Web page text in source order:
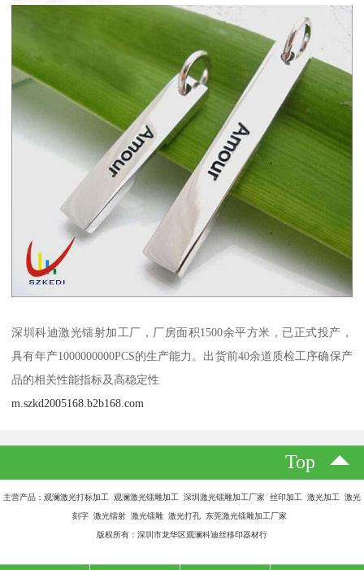
深圳科迪激光镭射加工厂，厂房面积1500余平方米，已正式投产，
具有年产1000000000PCS的生产能力。出货前40余道质检工序确保产
品的相关性能指标及高稳定性
m.szkd2005168.b2b168.com
Top
主营产品：观澜激光打标加工 观澜激光镭雕加工 深圳激光镭雕加工厂家 丝印加工 激光加工 激光
刻字 激光镭射 激光镭雕 激光打孔 东莞激光镭雕加工厂家
版权所有：深圳市龙华区观澜科迪丝移印器材行